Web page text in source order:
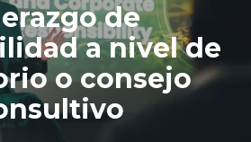
de
a nivel de
o consejo